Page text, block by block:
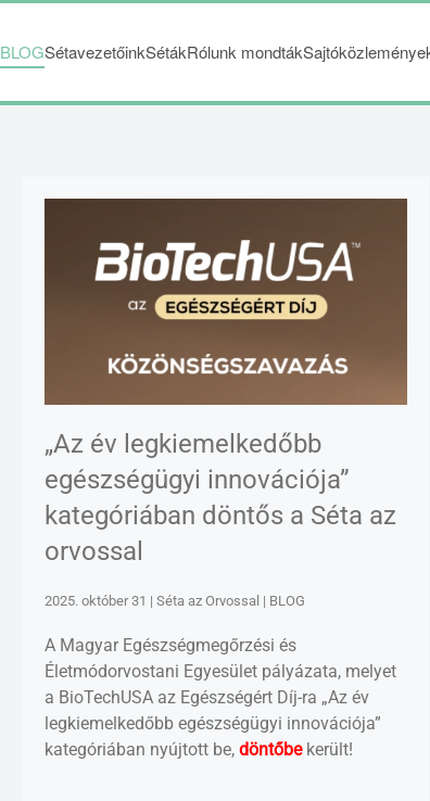
BLOGSétavezetőinkSétákRólunk mondták
„Az év legkiemelkedőbb
egészségügyi innovációja”
kategóriában döntős a Séta az
orvossal
2025. október 31 | Séta az Orvossal | BLOG
A Magyar Egészségmegőrzési és
Életmódorvostani Egyesület pályázata, melyet
a BioTechUSA az Egészségért Díj-ra „Az év
legkiemelkedőbb egészségügyi innovációja”
kategóriában nyújtott be,döntőbekerült!